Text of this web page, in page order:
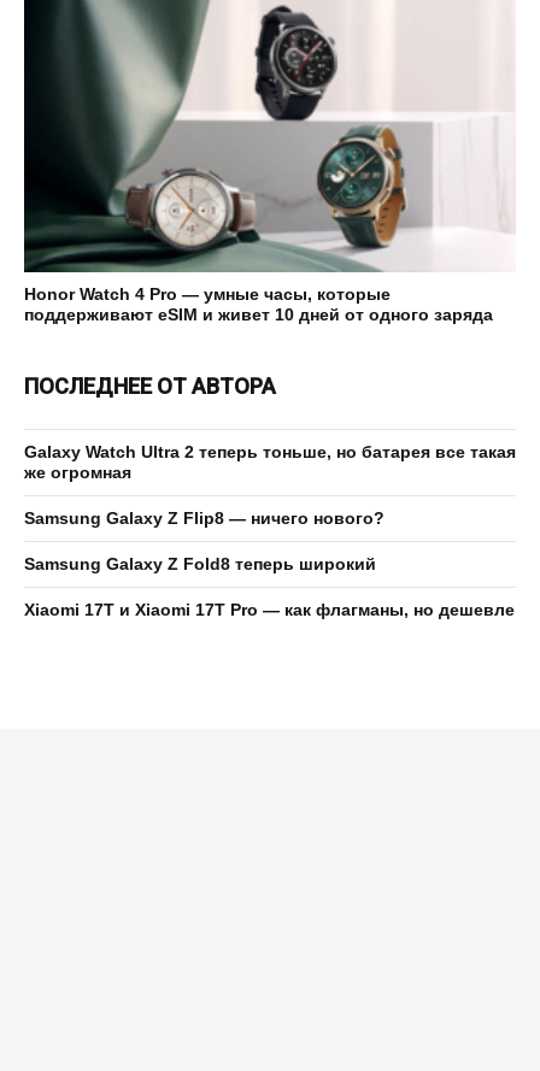
Honor Watch 4 Pro — умные часы, которые
поддерживают eSIM и живет 10 дней от одного заряда
ПОСЛЕДНЕЕ ОТ АВТОРА
Galaxy Watch Ultra 2 теперь тоньше, но батарея все такая
же огромная
Samsung Galaxy Z Flip8 — ничего нового?
Samsung Galaxy Z Fold8 теперь широкий
Xiaomi 17T и Xiaomi 17T Pro — как флагманы, но дешевле